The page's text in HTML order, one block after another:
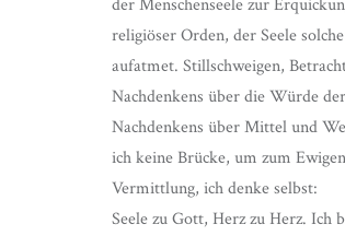
der Menschenseele zur
religiöser Orden, der Seele
aufatmet. Stillschweigen,
Nachdenkens über die Würde
Nachdenkens über Mittel und
ich keine Brücke, um zum
Vermittlung, ich denke selbst:
Seele zu Gott, Herz zu Herz.